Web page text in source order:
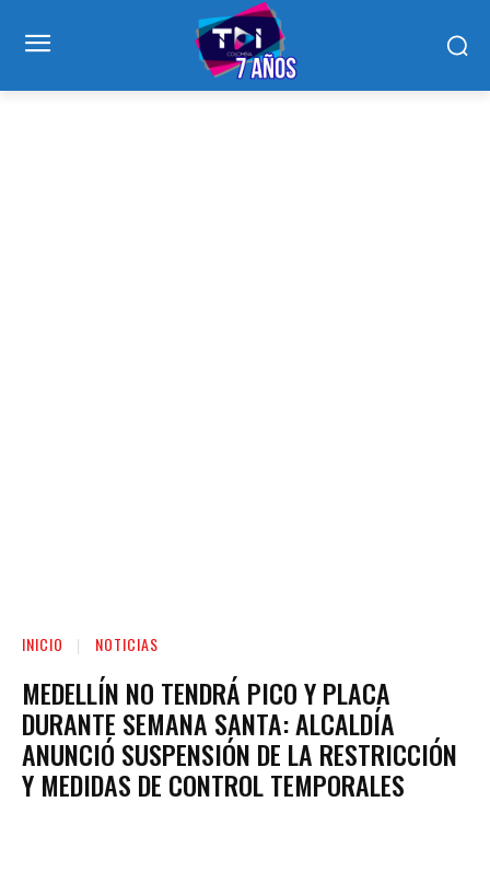
INICIO NOTICIAS
MEDELLÍN NO TENDRÁ PICO Y PLACA
DURANTE SEMANA SANTA: ALCALDÍA
ANUNCIÓ SUSPENSIÓN DE LA RESTRICCIÓN
Y MEDIDAS DE CONTROL TEMPORALES